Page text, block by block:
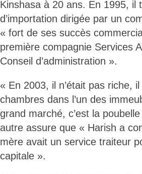
Kinshasa à 20 ans. En 1995, il
d’importation dirigée par un
« fort de ses succès
première compagnie Services
Conseil d’administration ».
« En 2003, il n’était pas riche,
chambres dans l’un des
grand marché, c’est la
autre assure que « Harish a
mère avait un service traiteur
capitale ».